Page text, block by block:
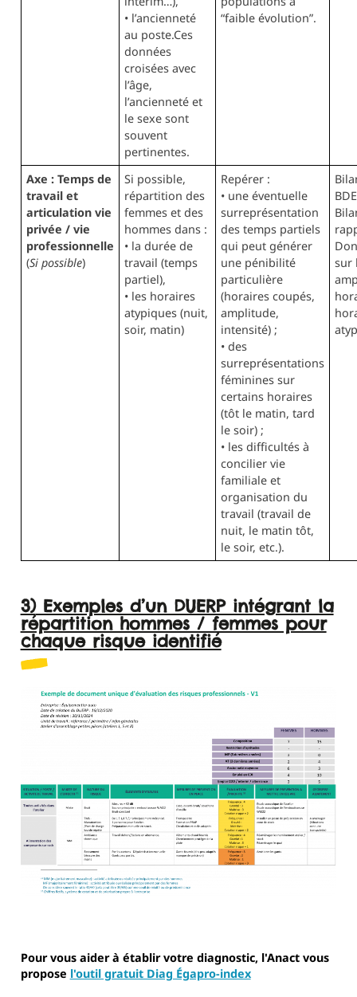
• l’ancienneté
au poste.Ces
données
croisées avec
l’âge,
l’ancienneté et
le sexe sont
souvent
pertinentes.
“faible évolution”.
Axe : Temps de
travail et
articulation vie
privée / vie
professionnelle
(Si possible)
Si possible,
répartition des
femmes et des
hommes dans :
• la durée de
travail (temps
partiel),
• les horaires
atypiques (nuit,
soir, matin)
Repérer :
• une éventuelle
surreprésentation
des temps partiels
qui peut générer
une pénibilité
particulière
(horaires coupés,
amplitude,
intensité) ;
• des
surreprésentations
féminines sur
certains horaires
(tôt le matin, tard
le soir) ;
• les difficultés à
concilier vie
familiale et
organisation du
travail (travail de
nuit, le matin tôt,
le soir, etc.).
sur
3) Exemples d’un DUERP intégrant la
répartition hommes / femmes pour
chaque risque identifié
Pour vous aider à établir votre diagnostic, l'Anact vous
propose l'outil gratuit Diag Égapro-index